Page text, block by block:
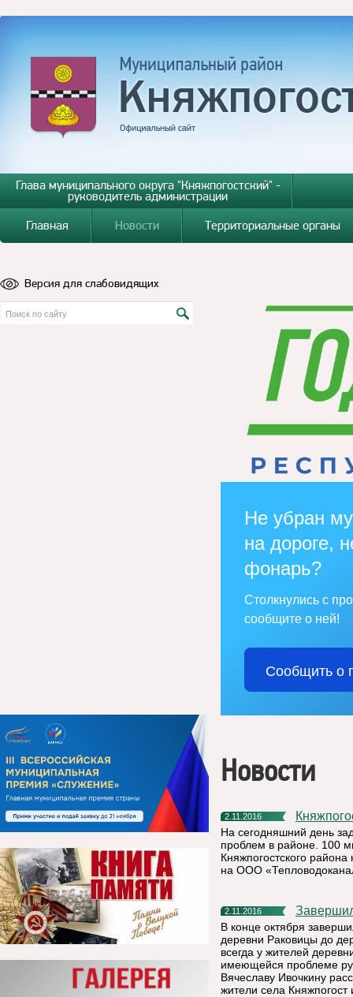
Глава муниципального округа "Княжпогостский" -
руководитель администрации
Главная
Новости Территориальные органы
Версия для слабовидящих
Не убран
на дороге,
фонарь?
Столкнулись с
сообщите о ней!
Сообщить о
Новости
2.11.2016
На сегодняшний день
проблем в районе. 100
Княжпогостского
на ООО
2.11.2016
В конце октября
деревни Раковицы до
всегда у жителей
имеющейся проблеме
Вячеславу Ивочкину
жители села